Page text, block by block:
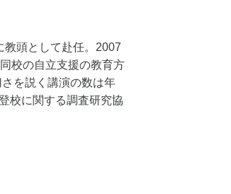
頭として赴任。2007
校の自立支援の教育方
を説く講演の数は年
校に関する調査研究協